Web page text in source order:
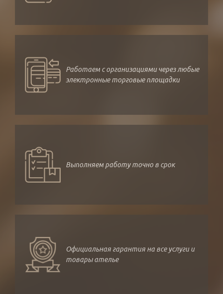
Работаем с организациями через любые
электронные торговые площадки
Выполняем работу точно в срок
Официальная гарантия на все услуги и
товары ателье